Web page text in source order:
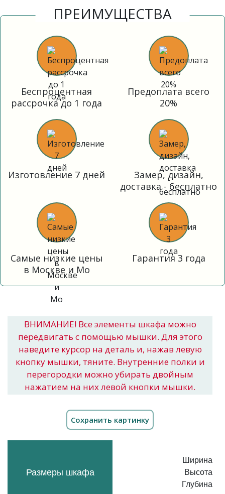
ПРЕИМУЩЕСТВА
Беспроцентная
рассрочка до 1 года
Предоплата всего
20%
Изготовление 7 дней
Замер, дизайн,
доставка - бесплатно
Самые низкие цены
в Москве и Мо
Гарантия 3 года
ВНИМАНИЕ! Все элементы шкафа можно
передвигать с помощью мышки. Для этого
наведите курсор на деталь и, нажав левую
кнопку мышки, тяните. Внутренние полки и
перегородки можно убирать двойным
нажатием на них левой кнопки мышки.
Размеры шкафа
Ширина
Высота
Глубина